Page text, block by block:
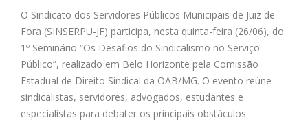
O Sindicato dos Servidores Públicos Municipais de Juiz de
Fora (SINSERPU-JF) participa, nesta quinta-feira (26/06), do
1º Seminário “Os Desafios do Sindicalismo no Serviço
Público”, realizado em Belo Horizonte pela Comissão
Estadual de Direito Sindical da OAB/MG. O evento reúne
sindicalistas, servidores, advogados, estudantes e
especialistas para debater os principais obstáculos